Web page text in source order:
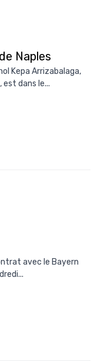
Naples
Kepa Arrizabalaga,
dans le...
avec le Bayern